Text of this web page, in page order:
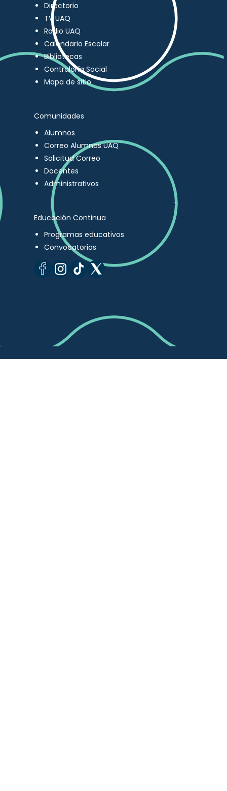
Directorio
TV UAQ
Radio UAQ
Calendario Escolar
Bibliotecas
Contraloría Social
Mapa de sitio
Comunidades
Alumnos
Correo Alumnos UAQ
Solicitud Correo
Docentes
Administrativos
Educación Continua
Programas educativos
Convocatorias